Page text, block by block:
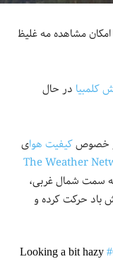
مشاهده مه غلیظ
کلمبیا در حال
خصوصکیفیت هوای
The Weather
سمت شمال غربی،
باد حرکت کرده و
Looking a bit hazy